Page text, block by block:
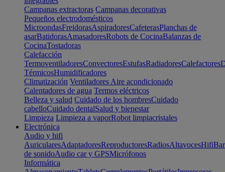
Campanas extractoras Campanas decorativas
Pequeños electrodomésticos
MicroondasFreidorasAspiradoresCafeterasPlanchas de
asarBatidorasAmasadoresRobots de CocinaBalanzas de
CocinaTostadoras
Calefacción
TermoventiladoresConvectoresEstufasRadiadoresCalefactores
TérmicosHumidificadores
Climatización Ventiladores Aire acondicionado
Calentadores de agua Termos eléctricos
Belleza y salud Cuidado de los hombresCuidado
cabelloCuidado dentalSalud y bienestar
Limpieza Limpieza a vaporRobot limpiacristales
Electrónica
Audio y hifi
AuricularesAdaptadoresReproductoresRadiosAltavocesHifi
de sonidoAudio car y GPSMicrófonos
Informática